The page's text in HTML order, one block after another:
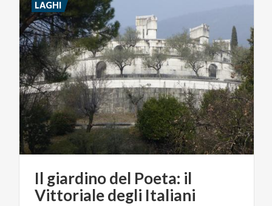
Il giardinodel Poeta: il
Vittorialedegli Italiani
LAGHI